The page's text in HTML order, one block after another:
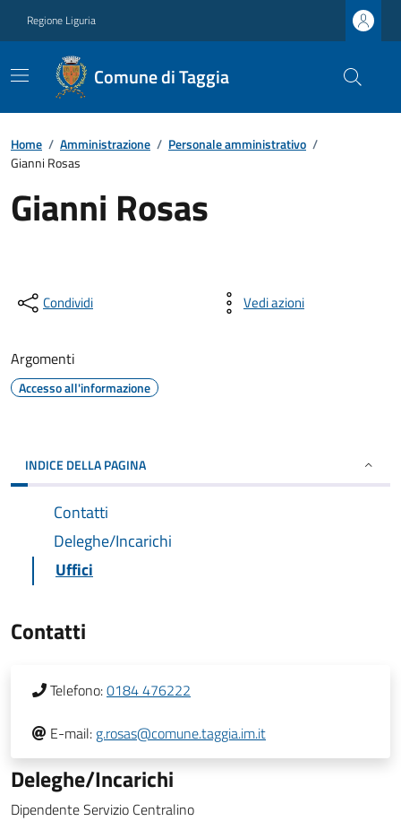
Regione Liguria
Comune di Taggia
Home / Amministrazione / Personale amministrativo /
Gianni Rosas
Gianni Rosas
Condividi Vedi azioni
Argomenti
Accesso all'informazione
INDICE DELLA PAGINA
Contatti
Deleghe/Incarichi
Uffici
Contatti
Telefono:0184 476222
E-mail: g.rosas@comune.taggia.im.it
Deleghe/Incarichi
Dipendente Servizio Centralino